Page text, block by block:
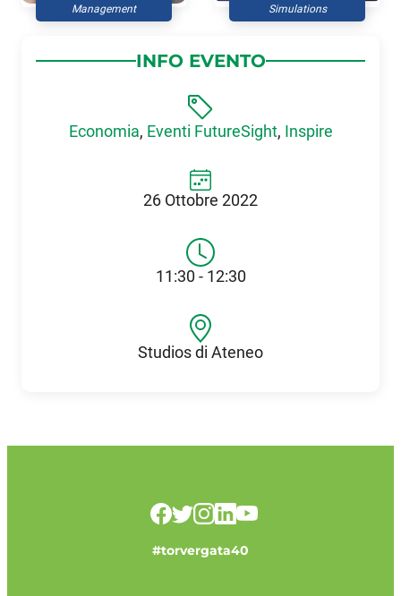
Management
Simulations
INFO EVENTO
Economia, Eventi FutureSight, Inspire
26 Ottobre 2022
11:30 - 12:30
Studios di Ateneo
#torvergata40